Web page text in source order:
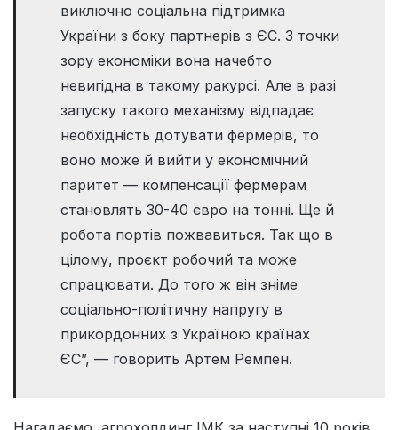
виключно соціальна підтримка
України з боку партнерів з ЄС. З точки
зору економіки вона начебто
невигідна в такому ракурсі. Але в разі
запуску такого механізму відпадає
необхідність дотувати фермерів, то
воно може й вийти у економічний
паритет — компенсації фермерам
становлять 30-40 євро на тонні. Ще й
робота портів пожвавиться. Так що в
цілому, проєкт робочий та може
спрацювати. До того ж він зніме
соціально-політичну напругу в
прикордонних з Україною країнах
ЄС”, — говорить Артем Ремпен.